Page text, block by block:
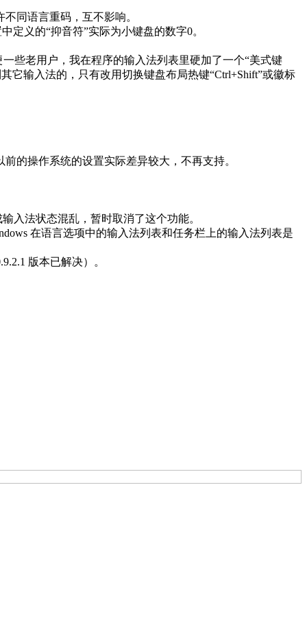
同语言重码，互不影响。
定义的“抑音符”实际为小键盘的数字0。
些老用户，我在程序的输入法列表里硬加了一个“美式键
它输入法的，只有改用切换键盘布局热键“Ctrl+Shift”或徽标
前的操作系统的设置实际差异较大，不再支持。
入法状态混乱，暂时取消了这个功能。
在语言选项中的输入法列表和任务栏上的输入法列表是
版本已解决）。